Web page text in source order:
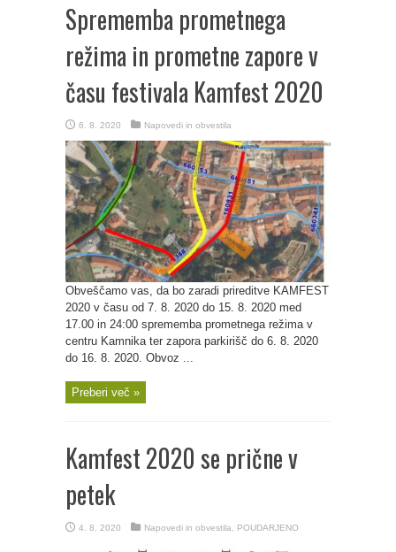
Sprememba prometnega
režima in prometne zapore v
času festivala Kamfest 2020
6. 8. 2020 Napovedi in obvestila
Obveščamo vas, da bo zaradi prireditve KAMFEST
2020 v času od 7. 8. 2020 do 15. 8. 2020 med
17.00 in 24:00 sprememba prometnega režima v
centru Kamnika ter zapora parkirišč do 6. 8. 2020
do 16. 8. 2020. Obvoz ...
Preberi več »
Kamfest 2020 se prične v
petek
4. 8. 2020 Napovedi in obvestila POUDARJENO